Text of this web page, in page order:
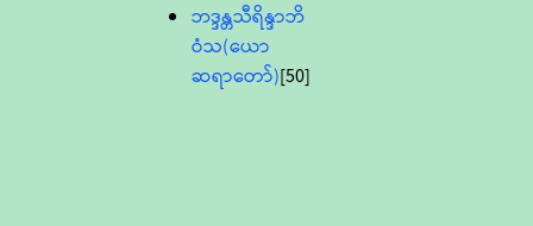
ဘဒ္ဒန္တသီရိန္ဒာဘိ
ဝံသ(ယော
ဆရာတော်)[50]